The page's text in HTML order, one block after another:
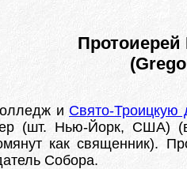
Протоиерей
и Свято-
(шт. Нью-Йорк, США)
как священник).
Собора.